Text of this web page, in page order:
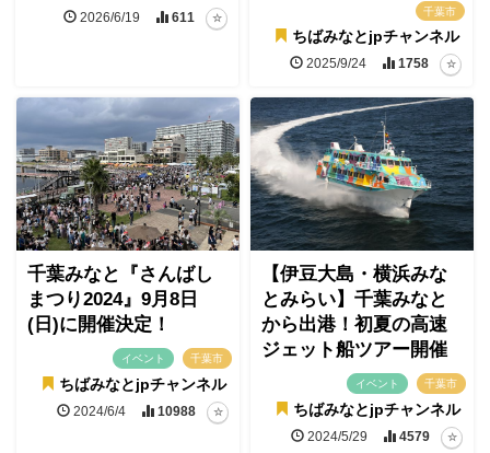
2026/6/19 611 千葉市
ちばみなとjpチャンネル
2025/9/24 1758
千葉みなと『さんばし
まつり2024』9月8日
(日)に開催決定！
イベント 千葉市
ちばみなとjpチャンネル
2024/6/4 10988
【伊豆大島・横浜みな
とみらい】千葉みなと
から出港！初夏の高速
ジェット船ツアー開催
イベント 千葉市
ちばみなとjpチャンネル
2024/5/29 4579